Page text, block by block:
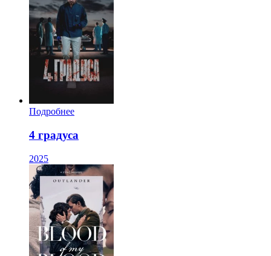
Подробнее
4 градуса
2025